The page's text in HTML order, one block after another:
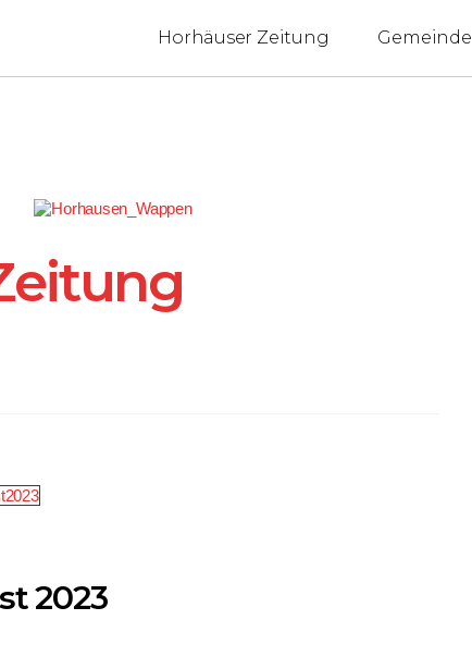
Horhäuser Zeitung Gemeinde
2023